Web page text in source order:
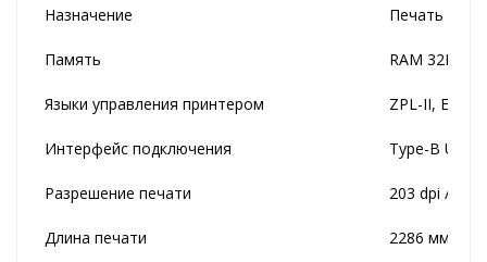
Назначение Печать на
Память RAM 32MB /
Языки управления принтером ZPL-II, EPL-
Интерфейс подключения Type-B USB,
Разрешение печати 203 dpi / 300
Длина печати 2286 мм /